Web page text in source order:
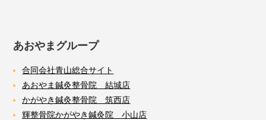
あおやまグループ
合同会社青山総合サイト
あおやま鍼灸整骨院 結城店
かがやき鍼灸整骨院 筑西店
輝整骨院かがやき鍼灸院 小山店